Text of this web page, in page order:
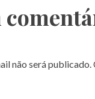
não será publicado.